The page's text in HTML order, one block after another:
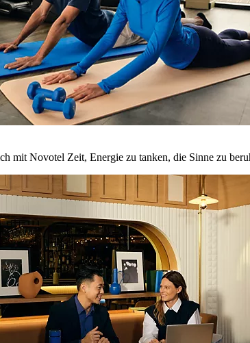
mit Novotel Zeit, Energie zu tanken, die Sinne zu